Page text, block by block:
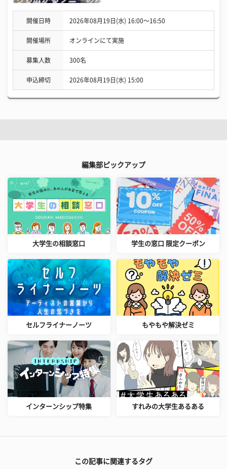
開催日時 2026年08月19日(水) 16:00〜16:50
開催場所 オンラインにて実施
募集人数 300名
申込締切 2026年08月19日(水) 15:00
編集部ピックアップ
大学生の相談窓口 学生の窓口 限定クーポン
セルフライナーノーツ もやもや解決ゼミ
インターンシップ特集 すれみの大学生あるある
この記事に関連するタグ